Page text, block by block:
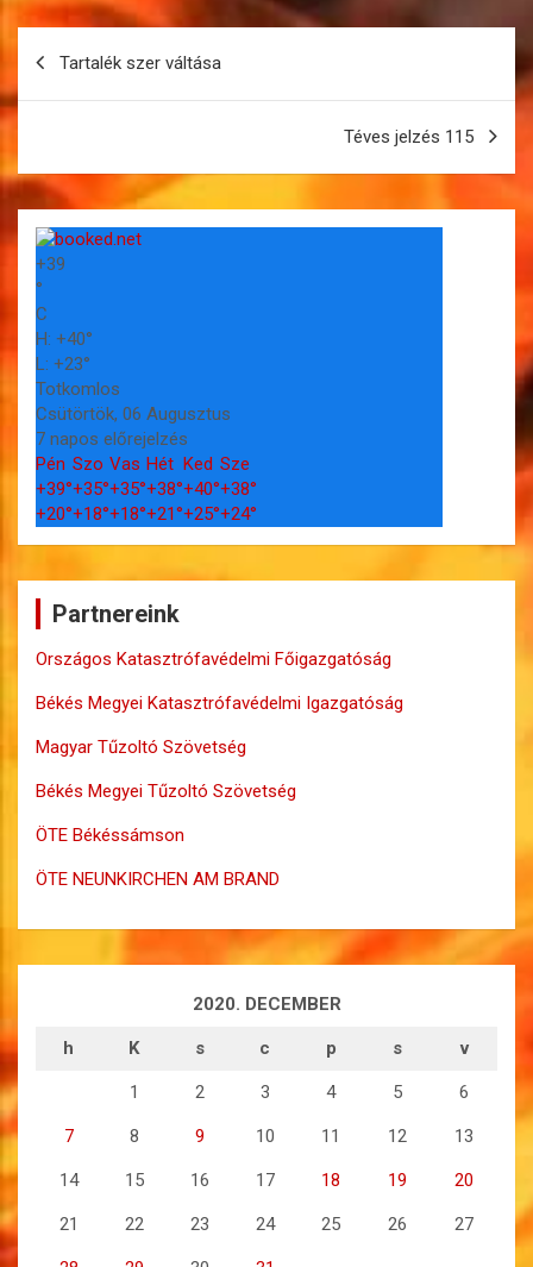
navigáció
Tartalék szer váltása
Téves jelzés 115
+39
°
C
H: +40°
L: +23°
Totkomlos
Csütörtök, 06 Augusztus
7 napos előrejelzés
Pén Szo Vas Hét Ked Sze
+39°+35°+35°+38°+40°+38°
+20°+18°+18°+21°+25°+24°
Partnereink
Országos Katasztrófavédelmi Főigazgatóság
Békés Megyei Katasztrófavédelmi Igazgatóság
Magyar Tűzoltó Szövetség
Békés Megyei Tűzoltó Szövetség
ÖTE Békéssámson
ÖTE NEUNKIRCHEN AM BRAND
2020. DECEMBER
h K s c p s v
1 2 3 4 5 6
7 8 9 10 11 12 13
14 15 16 17 18 19 20
21 22 23 24 25 26 27